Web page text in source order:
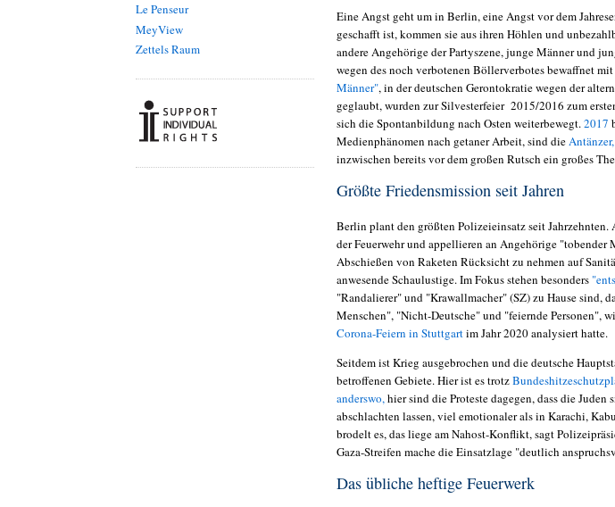
Le Penseur
MeyView
Zettels Raum
Eine Angst geht um in Berlin, eine Angst vor dem
geschafft ist, kommen sie aus ihren Höhlen und
andere Angehörige der Partyszene, junge Männer und
wegen des noch verbotenen Böllerverbotes bewaffnet
Männer", in der deutschen Gerontokratie wegen der
geglaubt, wurden zur Silvesterfeier 2015/2016 zum
sich die Spontanbildung nach Osten weiterbewegt. 2017
Medienphänomen nach getaner Arbeit, sind die
inzwischen bereits vor dem großen Rutsch ein großes
Größte Friedensmission seit Jahren
Berlin plant den größten Polizeieinsatz seit
der Feuerwehr und appellieren an Angehörige "tobender
Abschießen von Raketen Rücksicht zu nehmen auf
anwesende Schaulustige. Im Fokus stehen besonders
"Randalierer" und "Krawallmacher" (SZ) zu Hause sind,
Menschen", "Nicht-Deutsche" und "feiernde Personen",
Corona-Feiern in Stuttgartim Jahr 2020 analysiert hatte.
Seitdem ist Krieg ausgebrochen und die deutsche
betroffenen Gebiete. Hier ist es trotz
anderswo, hier sind die Proteste dagegen, dass die
abschlachten lassen, viel emotionaler als in Karachi,
brodelt es, das liege am Nahost-Konflikt, sagt
Gaza-Streifen mache die Einsatzlage "deutlich
Das übliche heftige Feuerwerk